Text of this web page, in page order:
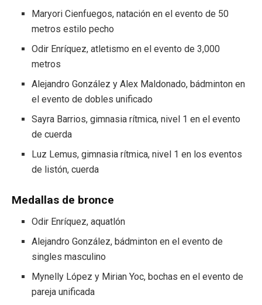
Maryori Cienfuegos, natación en el evento de 50
metros estilo pecho
Odir Enríquez, atletismo en el evento de 3,000
metros
Alejandro González y Alex Maldonado, bádminton en
el evento de dobles unificado
Sayra Barrios, gimnasia rítmica, nivel 1 en el evento
de cuerda
Luz Lemus, gimnasia rítmica, nivel 1 en los eventos
de listón, cuerda
Medallas de bronce
Odir Enríquez, aquatlón
Alejandro González, bádminton en el evento de
singles masculino
Mynelly López y Mirian Yoc, bochas en el evento de
pareja unificada